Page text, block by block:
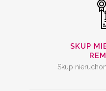
SKUP
Skup
SKUP